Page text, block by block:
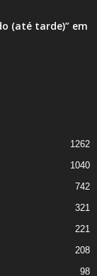
(até tarde)” em
1262
1040
742
321
221
208
98